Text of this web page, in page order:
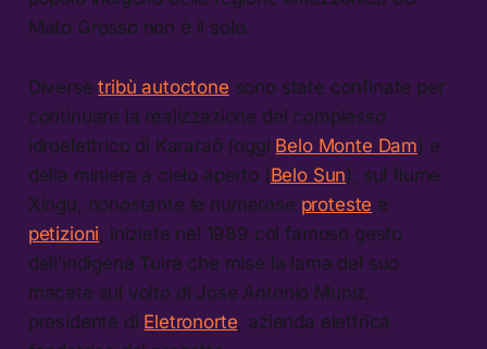
Mato Grosso non è il solo.
Diversetribù autoctone sono state confinate per
continuare la realizzazione del complesso
idroelettrico di Kararaô (oggi Belo Monte Dam) e
della miniera a cielo aperto (Belo Sun), sul fiume
Xingu, nonostante le numerose proteste e
petizioni , iniziate nel 1989 col famoso gesto
dell’indigena Tuìra che mise la lama del suo
macete sul volto di Jose Antonio Muniz,
presidente di Eletronorte , azienda elettrica